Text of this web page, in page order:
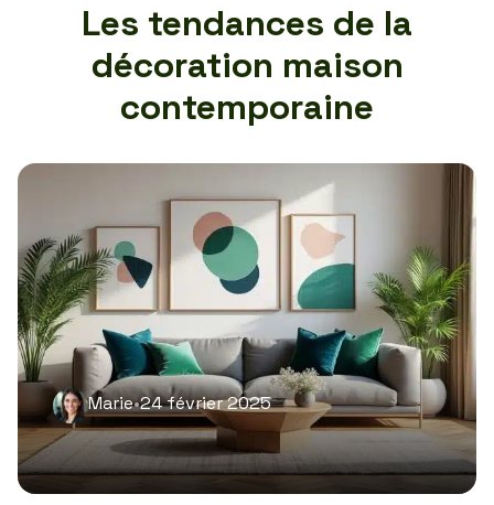
Les tendances de la
décoration maison
contemporaine
Marie•24 février 2025